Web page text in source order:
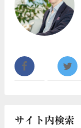
サイト内検索